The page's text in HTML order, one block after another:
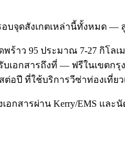
จุดสังเกตเหล่านี้ทั้งหมด —
ร้าว 95 ประมาณ 7-27 กิโลเ
เอกสารถึงที่ — ฟรีในเขตกรุ
ต่อปี ที่ใช้บริการวีซ่าท่องเที่ย
อกสารผ่าน Kerry/EMS แล